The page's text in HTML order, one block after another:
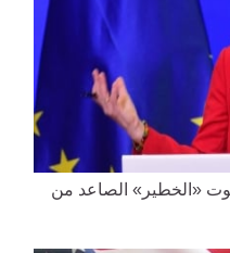
«الخطير» الصاعد من